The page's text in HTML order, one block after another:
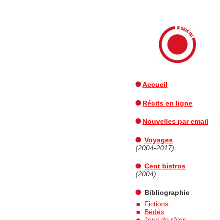
JE SUIS ICI
Accueil
Récits en ligne
Nouvelles par email
Voyages
(2004-2017)
Cent bistros
(2004)
Bibliographie
Fictions
Bédés